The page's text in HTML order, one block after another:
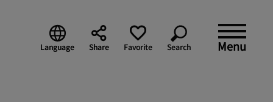
Language Share Favorite Search Menu